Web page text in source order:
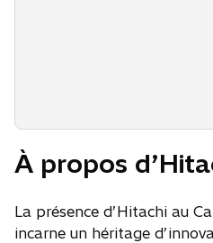
À propos
La présence d’Hitachi au
incarne un héritage